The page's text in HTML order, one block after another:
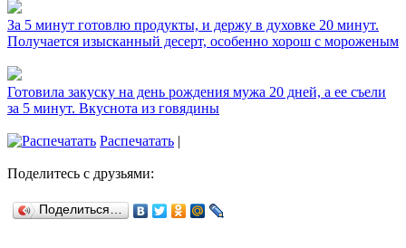
За 5 минут готовлю продукты, и держу в духовке 20 минут.
Получается изысканный десерт, особенно хорош с мороженым
Готовила закуску на день рождения мужа 20 дней, а ее съели
за 5 минут. Вкуснота из говядины
Распечатать |
Поделитесь с друзьями:
Поделиться…